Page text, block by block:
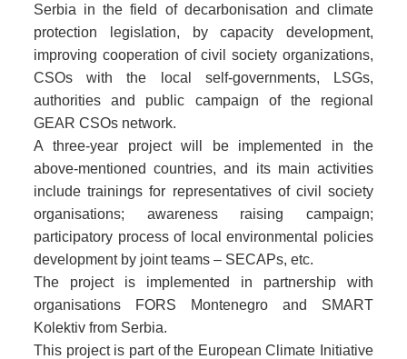
Serbia in the field of decarbonisation and climate
protection legislation, by capacity development,
improving cooperation of civil society organizations,
CSOs with the local self-governments, LSGs,
authorities and public campaign of the regional
GEAR CSOs network.
A three-year project will be implemented in the
above-mentioned countries, and its main activities
include trainings for representatives of civil society
organisations; awareness raising campaign;
participatory process of local environmental policies
development by joint teams – SECAPs, etc.
The project is implemented in partnership with
organisations FORS Montenegro and SMART
Kolektiv from Serbia.
This project is part of the European Climate Initiative